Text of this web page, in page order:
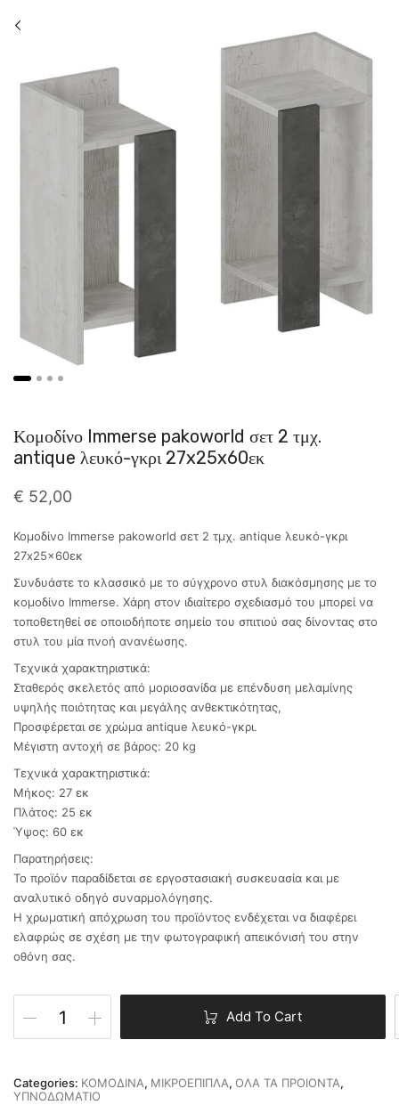
Κομοδίνο Immerse pakoworld σετ 2 τμχ.
antique λευκό-γκρι 27x25x60εκ
€ 52,00
Κομοδίνο Immerse pakoworld σετ 2 τμχ. antique λευκό-γκρι
27x25x60εκ
Συνδυάστε το κλασσικό με το σύγχρονο στυλ διακόσμησης με το
κομοδίνο Immerse. Χάρη στον ιδιαίτερο σχεδιασμό του μπορεί να
τοποθετηθεί σε οποιοδήποτε σημείο του σπιτιού σας δίνοντας στο
στυλ του μία πνοή ανανέωσης.
Τεχνικά χαρακτηριστικά:
Σταθερός σκελετός από μοριοσανίδα με επένδυση μελαμίνης
υψηλής ποιότητας και μεγάλης ανθεκτικότητας,
Προσφέρεται σε χρώμα antique λευκό-γκρι.
Μέγιστη αντοχή σε βάρος: 20 kg
Τεχνικά χαρακτηριστικά:
Μήκος: 27 εκ
Πλάτος: 25 εκ
Ύψος: 60 εκ
Παρατηρήσεις:
Το προϊόν παραδίδεται σε εργοστασιακή συσκευασία και με
αναλυτικό οδηγό συναρμολόγησης.
Η χρωματική απόχρωση του προϊόντος ενδέχεται να διαφέρει
ελαφρώς σε σχέση με την φωτογραφική απεικόνισή του στην
οθόνη σας.
Add To Cart
Categories: ΚΟΜΟΔΙΝΑ, ΜΙΚΡΟΕΠΙΠΛΑ, ΟΛΑ ΤΑ ΠΡΟΙΟΝΤΑ,
ΥΠΝΟΔΩΜΑΤΙΟ